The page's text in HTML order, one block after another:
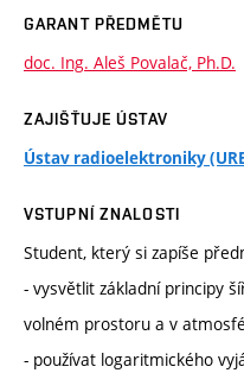
GARANT PŘEDMĚTU
doc. Ing. Aleš Povalač, Ph.D.
ZAJIŠŤUJE ÚSTAV
Ústav radioelektroniky
VSTUPNÍ ZNALOSTI
Student, který si zapíše
- vysvětlit základní principy
volném prostoru a v
- používat logaritmického